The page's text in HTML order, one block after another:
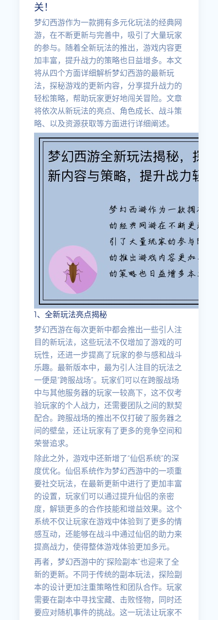
关！
梦幻西游作为一款拥有多元化玩法的经典网
游，在不断更新与完善中，吸引了大量玩家
的参与。随着全新玩法的推出，游戏内容更
加丰富，提升战力的策略也日益增多。本文
将从四个方面详细解析梦幻西游的最新玩
法，探秘游戏的更新内容，分享提升战力的
轻松策略，帮助玩家更好地闯关冒险。文章
将依次从新玩法的亮点、角色成长、战斗策
略、以及资源获取等方面进行详细阐述。
1、全新玩法亮点揭秘
梦幻西游在每次更新中都会推出一些引人注
目的新玩法，这些玩法不仅增加了游戏的可
玩性，还进一步提高了玩家的参与感和战斗
乐趣。最新版本中，最为引人注目的玩法之
一便是“跨服战场”。玩家们可以在跨服战场
中与其他服务器的玩家一较高下，这不仅考
验玩家的个人战力，还需要团队之间的默契
配合。跨服战场的推出不仅打破了服务器之
间的壁垒，还让玩家有了更多的竞争空间和
荣誉追求。
除此之外，游戏中还新增了“仙侣系统”的深
度优化。仙侣系统作为梦幻西游中的一项重
要社交玩法，在最新更新中进行了更加丰富
的设置，玩家们可以通过提升仙侣的亲密
度，解锁更多的合作技能和增益效果。这个
系统不仅让玩家在游戏中体验到了更多的情
感互动，还能够在战斗中通过仙侣的助力来
提高战力，使得整体游戏体验更加多元。
再者，梦幻西游中的“探险副本”也迎来了全
新的更新。不同于传统的副本玩法，探险副
本的设计更加注重策略性和团队合作。玩家
需要在副本中寻找宝藏、击败怪物，同时还
要应对随机事件的挑战。这一玩法让玩家不